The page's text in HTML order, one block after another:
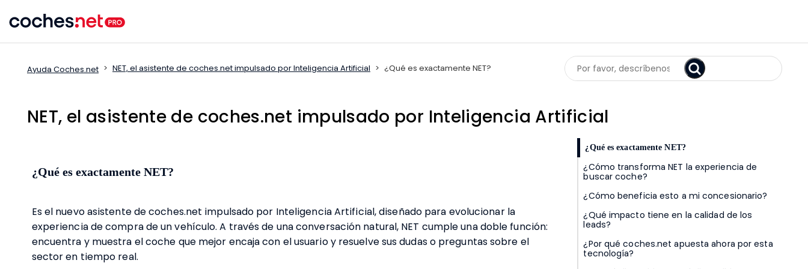
to
Ayuda Coches.net NET, el asistente de coches.net impulsado por Inteligencia Artificial ¿Qué es exactamente NET?
Search
NET, el asistente de coches.net impulsado por Inteligencia Artificial
¿Qué es exactamente NET?
¿Cómo transforma NET la experiencia de
buscar coche?
¿Cómo beneficia esto a mi concesionario?
¿Qué impacto tiene en la calidad de los
leads?
¿Por qué coches.net apuesta ahora por esta
tecnología?
¿Qué es exactamente NET?
Es el nuevo asistente de coches.net impulsado por Inteligencia Artificial, diseñado para evolucionar la
experiencia de compra de un vehículo. A través de una conversación natural, NET cumple una doble función:
encuentra y muestra el coche que mejor encaja con el usuario y resuelve sus dudas o preguntas sobre el
sector en tiempo real.